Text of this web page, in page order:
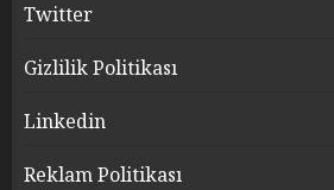
Twitter
Gizlilik Politikası
Linkedin
Reklam Politikası